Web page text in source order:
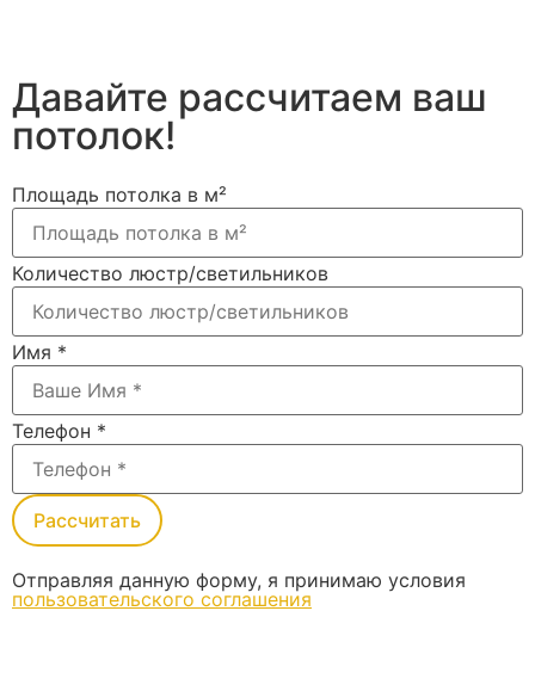
Давайте рассчитаем ваш
потолок!
Площадь потолка в м²
Количество люстр/светильников
Имя *
Телефон *
Рассчитать
Отправляя данную форму, я принимаю условия
пользовательского соглашения